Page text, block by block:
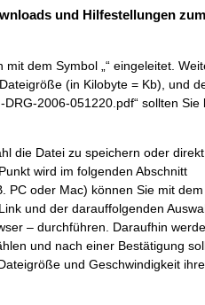
und Hilfestellungen zum
dem Symbol „“ eingeleitet.
(in Kilobyte = Kb), und
2006-051220.pdf“ sollten Sie
die Datei zu speichern oder
wird im folgenden Abschnitt
PC oder Mac) können Sie mit dem
und der darauffolgenden
– durchführen. Daraufhin
und nach einer Bestätigung
und Geschwindigkeit